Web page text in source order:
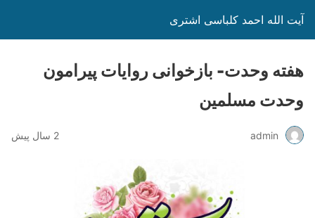
آیت الله احمد کلباسی اشتری
هفته وحدت- بازخوانی روایات پیرامون
وحدت مسلمین
admin 2 سال پیش